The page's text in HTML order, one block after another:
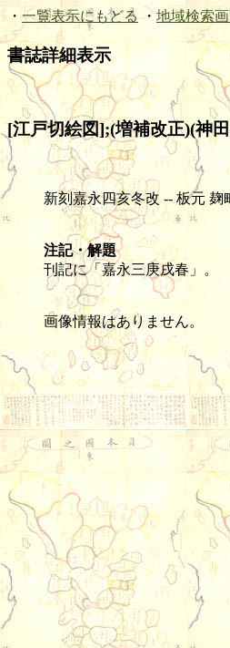
・ 一覧表示にもどる ・ 地域検索
書誌詳細表示
[江戸切絵図];(増補改正)(神
新刻嘉永四亥冬改 -- 板元 麹
注記・解題
刊記に「嘉永三庚戌春」。
画像情報はありません。